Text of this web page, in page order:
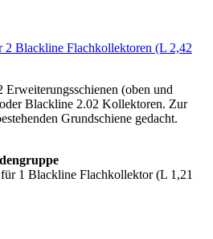
2 Blackline Flachkollektoren (L 2,42
Erweiterungsschienen (oben und
Blackline 2.02 Kollektoren. Zur
Grundschiene gedacht.